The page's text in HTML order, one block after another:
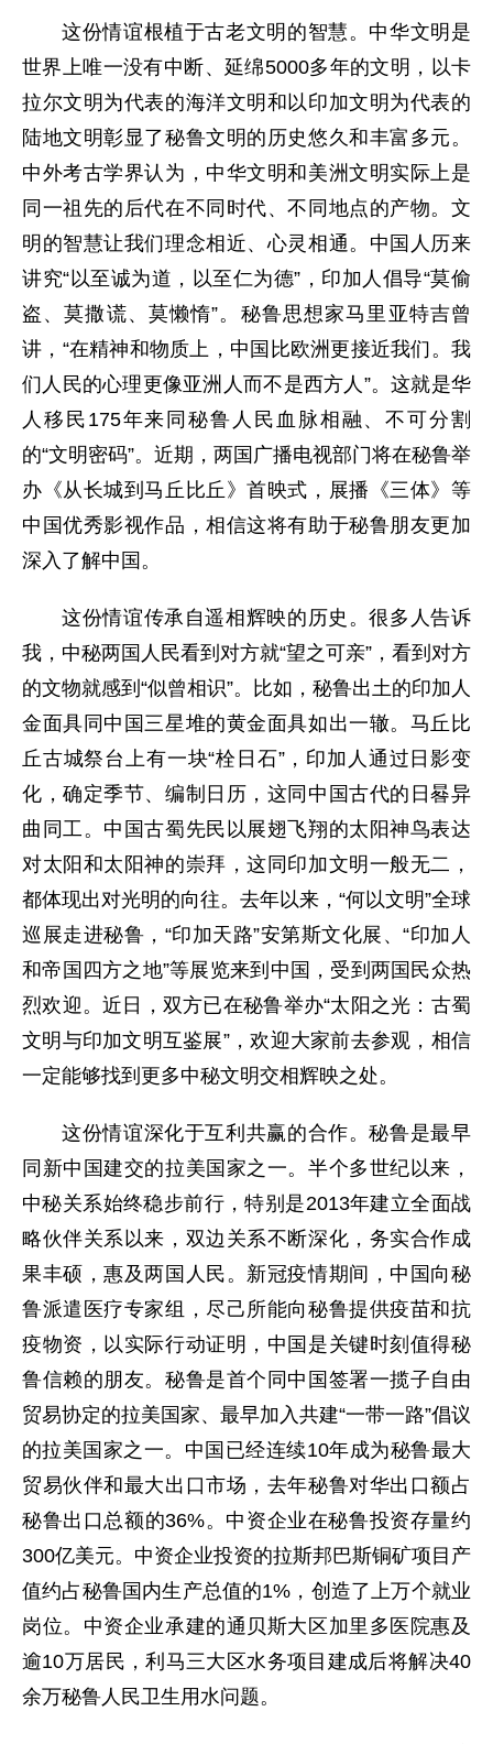
这份情谊根植于古老文明的智慧。中华文明是
世界上唯一没有中断、延绵5000多年的文明，以卡
拉尔文明为代表的海洋文明和以印加文明为代表的
陆地文明彰显了秘鲁文明的历史悠久和丰富多元。
中外考古学界认为，中华文明和美洲文明实际上是
同一祖先的后代在不同时代、不同地点的产物。文
明的智慧让我们理念相近、心灵相通。中国人历来
讲究“以至诚为道，以至仁为德”，印加人倡导“莫偷
盗、莫撒谎、莫懒惰”。秘鲁思想家马里亚特吉曾
讲，“在精神和物质上，中国比欧洲更接近我们。我
们人民的心理更像亚洲人而不是西方人”。这就是华
人移民175年来同秘鲁人民血脉相融、不可分割
的“文明密码”。近期，两国广播电视部门将在秘鲁举
办《从长城到马丘比丘》首映式，展播《三体》等
中国优秀影视作品，相信这将有助于秘鲁朋友更加
深入了解中国。
这份情谊传承自遥相辉映的历史。很多人告诉
我，中秘两国人民看到对方就“望之可亲”，看到对方
的文物就感到“似曾相识”。比如，秘鲁出土的印加人
金面具同中国三星堆的黄金面具如出一辙。马丘比
丘古城祭台上有一块“栓日石”，印加人通过日影变
化，确定季节、编制日历，这同中国古代的日晷异
曲同工。中国古蜀先民以展翅飞翔的太阳神鸟表达
对太阳和太阳神的崇拜，这同印加文明一般无二，
都体现出对光明的向往。去年以来，“何以文明”全球
巡展走进秘鲁，“印加天路”安第斯文化展、“印加人
和帝国四方之地”等展览来到中国，受到两国民众热
烈欢迎。近日，双方已在秘鲁举办“太阳之光：古蜀
文明与印加文明互鉴展”，欢迎大家前去参观，相信
一定能够找到更多中秘文明交相辉映之处。
这份情谊深化于互利共赢的合作。秘鲁是最早
同新中国建交的拉美国家之一。半个多世纪以来，
中秘关系始终稳步前行，特别是2013年建立全面战
略伙伴关系以来，双边关系不断深化，务实合作成
果丰硕，惠及两国人民。新冠疫情期间，中国向秘
鲁派遣医疗专家组，尽己所能向秘鲁提供疫苗和抗
疫物资，以实际行动证明，中国是关键时刻值得秘
鲁信赖的朋友。秘鲁是首个同中国签署一揽子自由
贸易协定的拉美国家、最早加入共建“一带一路”倡议
的拉美国家之一。中国已经连续10年成为秘鲁最大
贸易伙伴和最大出口市场，去年秘鲁对华出口额占
秘鲁出口总额的36%。中资企业在秘鲁投资存量约
300亿美元。中资企业投资的拉斯邦巴斯铜矿项目产
值约占秘鲁国内生产总值的1%，创造了上万个就业
岗位。中资企业承建的通贝斯大区加里多医院惠及
逾10万居民，利马三大区水务项目建成后将解决40
余万秘鲁人民卫生用水问题。